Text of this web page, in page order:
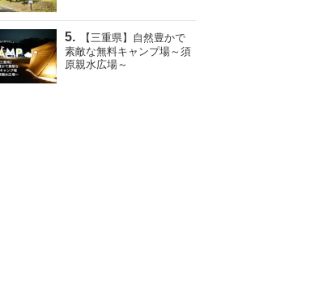
【三重県】自然豊かで
素敵な無料キャンプ場～須
原親水広場～